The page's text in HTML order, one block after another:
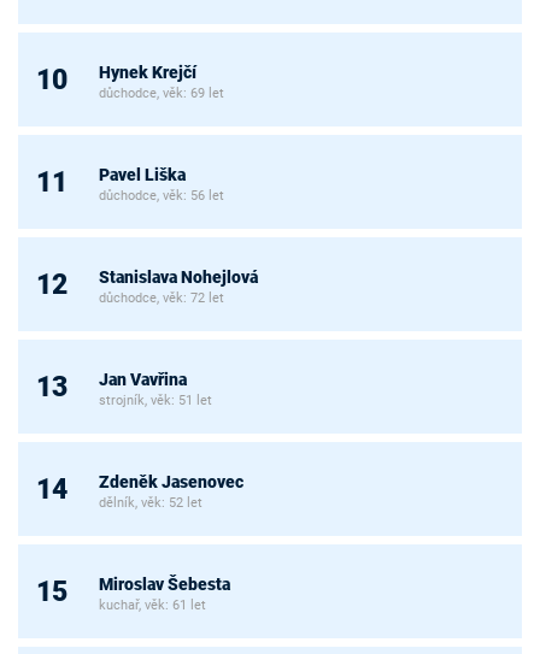
10 Hynek Krejčí
důchodce, věk: 69 let
11 Pavel Liška
důchodce, věk: 56 let
12 Stanislava Nohejlová
důchodce, věk: 72 let
13 Jan Vavřina
strojník, věk: 51 let
14 Zdeněk Jasenovec
dělník, věk: 52 let
15 Miroslav Šebesta
kuchař, věk: 61 let